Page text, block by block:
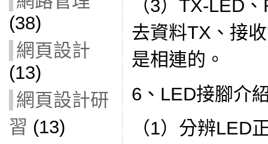
(38)
網頁設計
(13)
網頁設計研
習 (13)
（3）TX-LED
去資料TX、接
是相連的。
6、LED接腳介
（1）分辨LED